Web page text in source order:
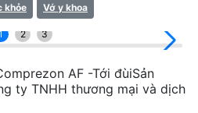
khỏe Vớ y khoa
2 3
AF -Tới đùiSản
ty TNHH thương mại và dịch